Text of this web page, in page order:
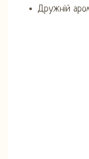
Дружній